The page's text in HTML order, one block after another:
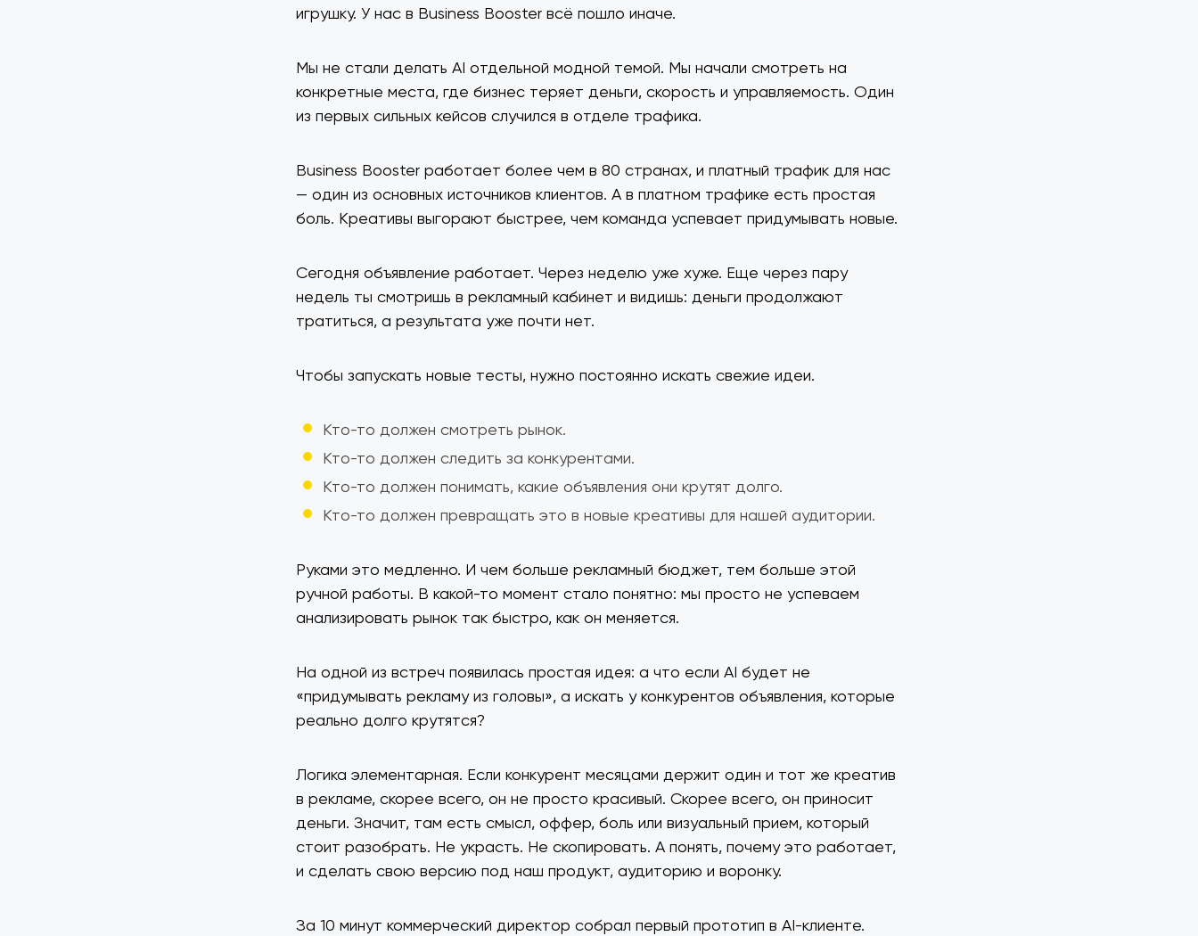
игрушку. У нас в Business Booster всё пошло иначе.
Мы не стали делать AI отдельной модной темой. Мы начали смотреть на
конкретные места, где бизнес теряет деньги, скорость и управляемость. Один
из первых сильных кейсов случился в отделе трафика.
Business Booster работает более чем в 80 странах, и платный трафик для нас
— один из основных источников клиентов. А в платном трафике есть простая
боль. Креативы выгорают быстрее, чем команда успевает придумывать новые.
Сегодня объявление работает. Через неделю уже хуже. Еще через пару
недель ты смотришь в рекламный кабинет и видишь: деньги продолжают
тратиться, а результата уже почти нет.
Чтобы запускать новые тесты, нужно постоянно искать свежие идеи.
Кто-то должен смотреть рынок.
Кто-то должен следить за конкурентами.
Кто-то должен понимать, какие объявления они крутят долго.
Кто-то должен превращать это в новые креативы для нашей аудитории.
Руками это медленно. И чем больше рекламный бюджет, тем больше этой
ручной работы. В какой-то момент стало понятно: мы просто не успеваем
анализировать рынок так быстро, как он меняется.
На одной из встреч появилась простая идея: а что если AI будет не
«придумывать рекламу из головы», а искать у конкурентов объявления, которые
реально долго крутятся?
Логика элементарная. Если конкурент месяцами держит один и тот же креатив
в рекламе, скорее всего, он не просто красивый. Скорее всего, он приносит
деньги. Значит, там есть смысл, оффер, боль или визуальный прием, который
стоит разобрать. Не украсть. Не скопировать. А понять, почему это работает,
и сделать свою версию под наш продукт, аудиторию и воронку.
За 10 минут коммерческий директор собрал первый прототип в AI-клиенте.